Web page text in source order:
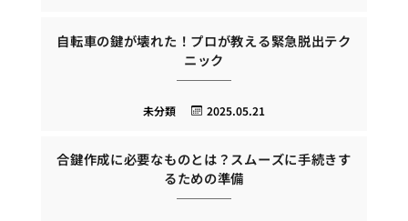
自転車の鍵が壊れた！プロが教える緊急脱出テク
ニック
2025.05.21
未分類
合鍵作成に必要なものとは？スムーズに手続きす
るための準備